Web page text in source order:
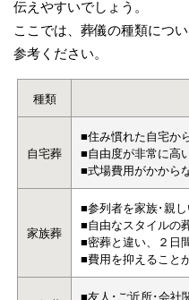
伝えやすいでしょう。
ここでは、葬儀の種類につ
参考ください。
種類
自宅葬
■住み慣れた自宅か
■自由度が非常に高
■式場費用がかから
家族葬
■参列者を家族･親
■自由なスタイルの
■密葬と違い、２日
■費用を抑えること
■友人･ご近所･会社